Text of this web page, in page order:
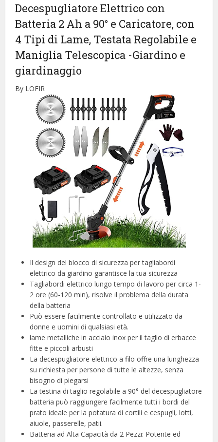
Decespugliatore Elettrico con
Batteria 2 Ah a 90° e Caricatore, con
4 Tipi di Lame, Testata Regolabile e
Maniglia Telescopica -Giardino e
giardinaggio
By LOFIR
Il design del blocco di sicurezza per tagliabordi
elettrico da giardino garantisce la tua sicurezza
Tagliabordi elettrico lungo tempo di lavoro per circa 1-
2 ore (60-120 min), risolve il problema della durata
della batteria
Può essere facilmente controllato e utilizzato da
donne e uomini di qualsiasi età.
lame metalliche in acciaio inox per il taglio di erbacce
fitte e piccoli arbusti
La decespugliatore elettrico a filo offre una lunghezza
su richiesta per persone di tutte le altezze, senza
bisogno di piegarsi
La testina di taglio regolabile a 90° del decespugliatore
batteria può raggiungere facilmente tutti i bordi del
prato ideale per la potatura di cortili e cespugli, lotti,
aiuole, passerelle, patii.
Batteria ad Alta Capacità da 2 Pezzi: Potente ed